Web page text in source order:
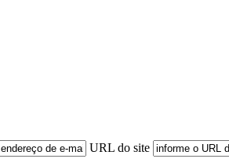
URL do site